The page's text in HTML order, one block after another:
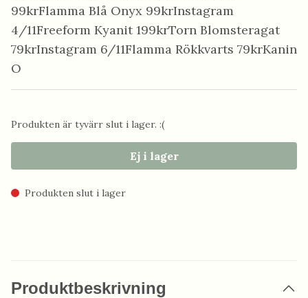
99krFlamma Blå Onyx 99krInstagram
4/11Freeform Kyanit 199krTorn Blomsteragat
79krInstagram 6/11Flamma Rökkvarts 79krKanin
O
Produkten är tyvärr slut i lager. :(
Ej i lager
Produkten slut i lager
Produktbeskrivning